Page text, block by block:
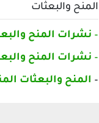
المنح والبعثات
– نشرات المنح
– نشرات المنح
– المنح والبعثات